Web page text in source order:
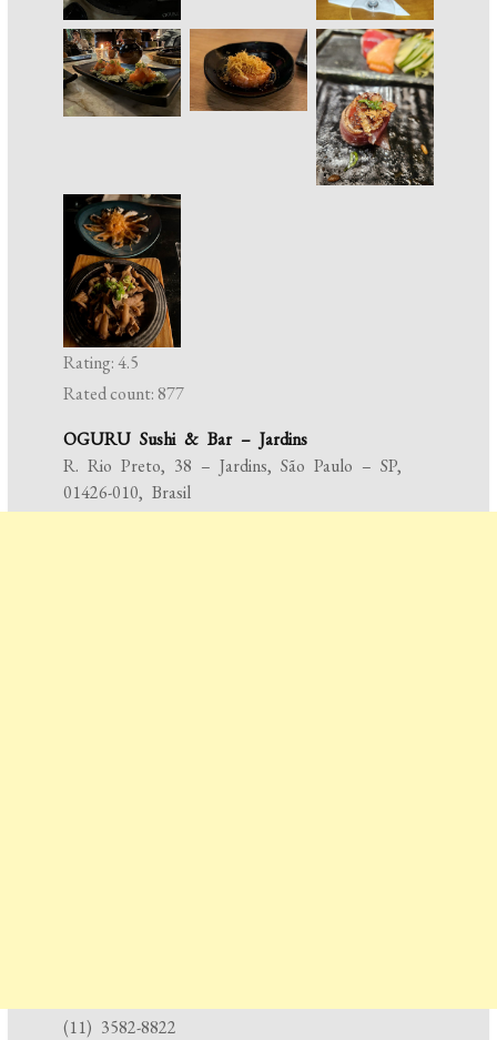
Rating: 4.5
Rated count: 877
OGURU Sushi & Bar – Jardins
R. Rio Preto, 38 – Jardins, São Paulo – SP,
01426-010, Brasil
(11) 3582-8822